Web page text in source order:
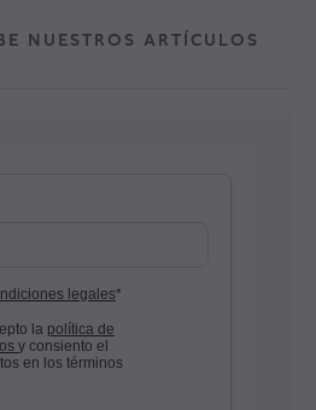
NUESTROS ARTÍCULOS